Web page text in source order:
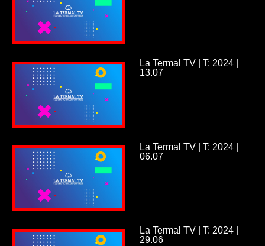
La Termal TV | T: 2024 |
13.07
La Termal TV | T: 2024 |
06.07
La Termal TV | T: 2024 |
29.06